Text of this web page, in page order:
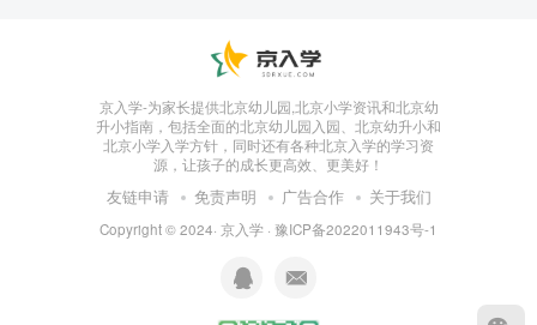
京入学-为家长提供北京幼儿园,北京小学资讯和北京幼
升小指南，包括全面的北京幼儿园入园、北京幼升小和
北京小学入学方针，同时还有各种北京入学的学习资
源，让孩子的成长更高效、更美好！
友链申请 免责声明 广告合作 关于我们
Copyright © 2024· 京入学 · 豫ICP备2022011943号-1